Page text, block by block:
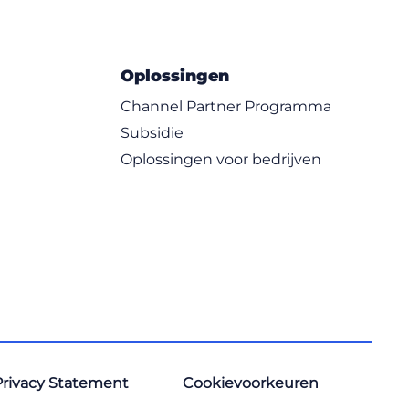
Applications
Oplossingen
Channel Partner Programma
Subsidie
Oplossingen voor bedrijven
Statement Cookievoorkeuren